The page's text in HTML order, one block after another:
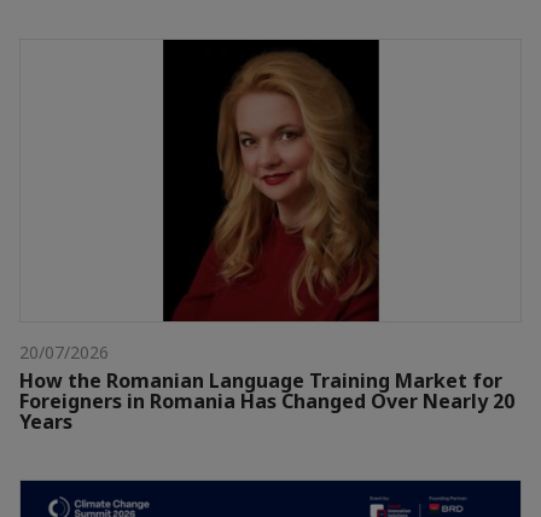
20/07/2026
How the Romanian Language Training Market for
Foreigners in Romania Has Changed Over Nearly 20
Years